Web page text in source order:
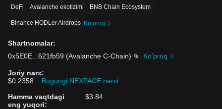
DeFi Avalanche ekotizimi BNB Chain Ecosystem
Binance HODLer Airdrops Ko’proq
Shartnomalar:
0x5E0E
621fb59 (Avalanche C-Chain) Ko’proq
Joriy narx:
$0.2358
Bugungi NEXPACE narxi
Hamma vaqtdagi
eng yuqori:
$3.84